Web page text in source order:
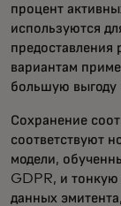
процент
используются
вариантам
большую выгоду
Сохранение
соответствуют
модели,
GDPR, и тонкую
данных